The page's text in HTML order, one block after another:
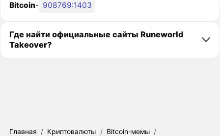
Bitcoin- 908769:1403
Где найти официальные сайты Runeworld
Takeover?
Главная / Криптовалюты / Bitcoin-мемы /